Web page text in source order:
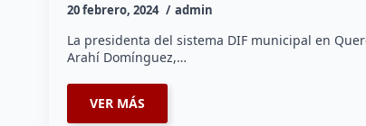
20 febrero, 2024 admin
La presidenta del sistema DIF municipal en
Arahí Domínguez,…
VER MÁS